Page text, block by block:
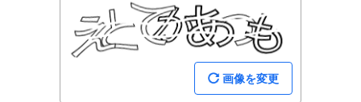
画像を変更